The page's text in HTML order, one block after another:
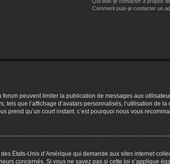
Comment puis-je contacter un
peuvent limiter la publication de messages aux
que l’affichage d’avatars personnalisés, l’utilisation de
prend qu’un court instant, c’est pourquoi nous vous
États-Unis d’Amérique qui demande aux sites internet
concernés. Si vous ne savez pas si cette loi s’applique